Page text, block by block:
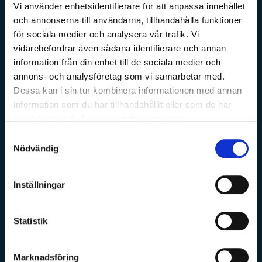
Vi använder enhetsidentifierare för att anpassa innehållet
och annonserna till användarna, tillhandahålla funktioner
för sociala medier och analysera vår trafik. Vi
vidarebefordrar även sådana identifierare och annan
information från din enhet till de sociala medier och
annons- och analysföretag som vi samarbetar med.
Dessa kan i sin tur kombinera informationen med annan
information som du har tillhandahållit eller som de har
Nödvändig
Inställningar
Statistik
Marknadsföring